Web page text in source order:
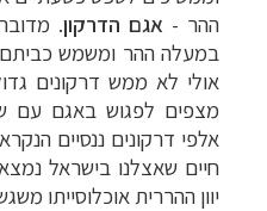
ההר - אגם הדרקון.
במעלה ההר ומשמש כביתם
אולי לא ממש דרקונים
מצפים לפגוש באגם עם
אלפי דרקונים ננסיים
חיים שאצלנו בישראל
יוון ההררית אוכלוסייתו